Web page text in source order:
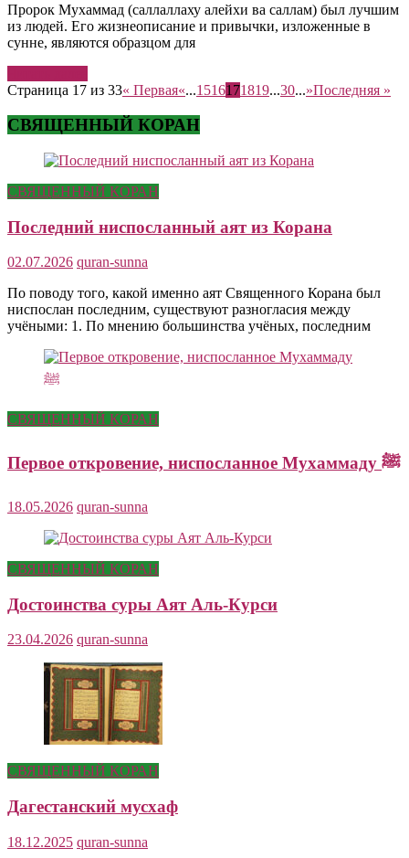
Пророк Мухаммад (саллаллаху алейхи ва саллам) был лучшим
из людей. Его жизнеописание и привычки, изложенные в
сунне, являются образцом для
Страница 17 из 33« Первая«...1516171819...30...»Последняя »
СВЯЩЕННЫЙ КОРАН
СВЯЩЕННЫЙ КОРАН
Последний ниспосланный аят из Корана
02.07.2026 quran-sunna
По поводу того, какой именно аят Священного Корана был
ниспослан последним, существуют разногласия между
учёными: 1. По мнению большинства учёных, последним
СВЯЩЕННЫЙ КОРАН
Первое откровение, ниспосланное Мухаммаду ﷺ
18.05.2026 quran-sunna
СВЯЩЕННЫЙ КОРАН
Достоинства суры Аят Аль-Курси
23.04.2026 quran-sunna
СВЯЩЕННЫЙ КОРАН
Дагестанский мусхаф
18.12.2025 quran-sunna